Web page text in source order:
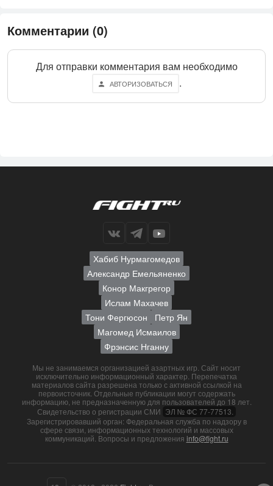
Комментарии (0)
Для отправки комментария вам необходимо
АВТОРИЗОВАТЬСЯ .
Хабиб Нурмагомедов
Александр Емельяненко
Конор Макгрегор
Ислам Махачев
Тони Фергюсон
Петр Ян
Магомед Исмаилов
Фрэнсис Нганну
Мы не занимаемся организацией азартных игр. Сайт носит
исключительно информационный характер. Перепечатка
материалов сайта разрешена только с активной ссылкой на
первоисточник. Отдельные публикации могут содержать
информацию, не предназначенную для пользователей до 18 лет.
Свидетельство о регистрации СМИ ЭЛ № ФС 77-77513.
Зарегистрировавший орган: Федеральная служба по надзору в
сфере связи, информационных технологий и массовых
коммуникаций. Вопросы и предложения info@fight.ru